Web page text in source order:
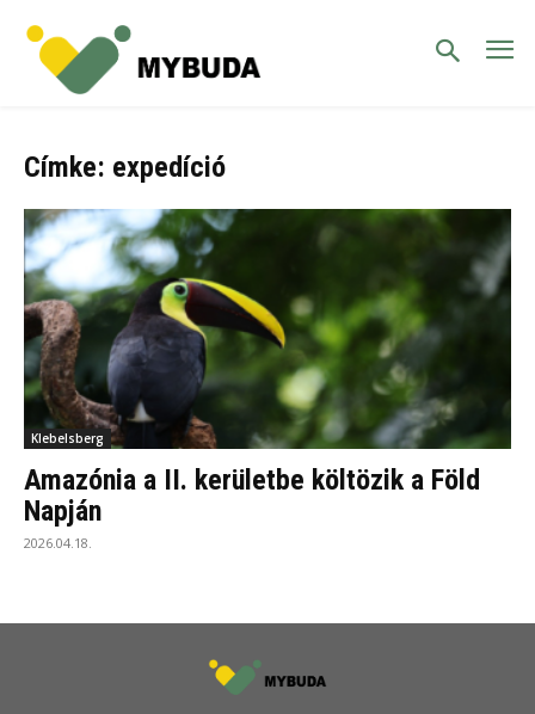
Címke: expedíció
Klebelsberg
Amazónia a II. kerületbe költözik a Föld
Napján
2026.04.18.